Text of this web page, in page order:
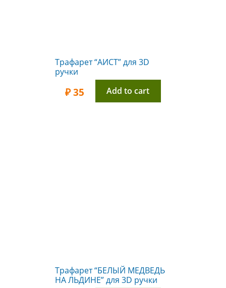
Трафарет “АИСТ” для 3D
ручки
₽35 Add to cart
Трафарет “БЕЛЫЙ МЕДВЕДЬ
НА ЛЬДИНЕ” для 3D ручки